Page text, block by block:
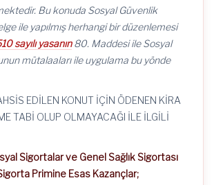
Bu konuda Sosyal Güvenlik
ile yapılmış herhangi bir düzenlemesi
sayılı yasanın80. Maddesi ile Sosyal
mütalaaları ile uygulama bu yönde
EDİLEN KONUT İÇİN ÖDENEN KİRA
TABİ OLUP OLMAYACAĞI İLE İLGİLİ
Sigortalar ve Genel Sağlık Sigortası
Primine Esas Kazançlar;